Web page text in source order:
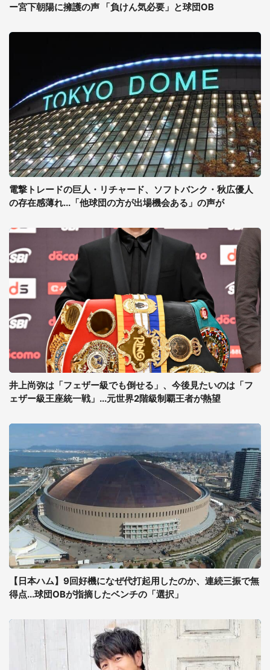
ー宮下朝陽に擁護の声 「負けん気必要」と球団OB
電撃トレードの巨人・リチャード、ソフトバンク・秋広優人
の存在感薄れ...「他球団の方が出場機会ある」の声が
井上尚弥は「フェザー級でも倒せる」、今後見たいのは「フ
ェザー級王座統一戦」...元世界2階級制覇王者が熱望
【日本ハム】9回好機になぜ代打起用したのか、連続三振で無
得点...球団OBが指摘したベンチの「選択」